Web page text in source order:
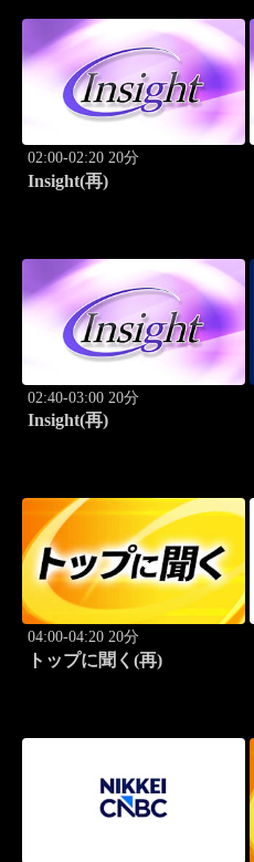
02:00-02:20 20分
Insight(再)
02:40-03:00 20分
Insight(再)
04:00-04:20 20分
トップに聞く(再)